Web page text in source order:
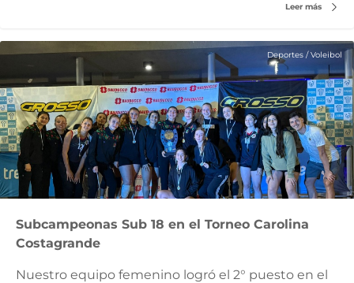
Leer más
Deportes / Voleibol
Subcampeonas Sub 18 en el Torneo Carolina
Costagrande
Nuestro equipo femenino logró el 2° puesto en el